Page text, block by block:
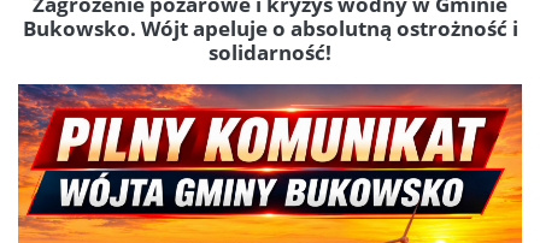
Bukowsko. Wójt apeluje o absolutną ostrożność i
solidarność!